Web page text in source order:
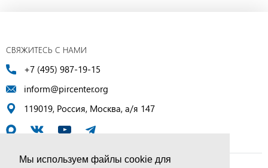
Мы используем файлы cookie для
СВЯЖИТЕСЬ С НАМИ
+7 (495) 987-19-15
inform@pircenter.org
119019, Россия, Москва, а/я 147